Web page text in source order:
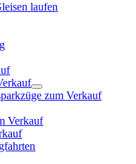
laufen
zum Verkauf
Verkauf